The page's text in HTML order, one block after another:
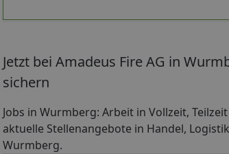
Jetzt bei Amadeus Fire AG in
sichern
Jobs in Wurmberg: Arbeit in Vollzeit,
aktuelle Stellenangebote in Handel,
Wurmberg.